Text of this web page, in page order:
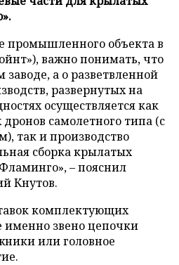
промышленного объекта в
важно понимать, что
а о разветвленной
развернутых на
осуществляется как
самолетного типа (с
так и производство
сборка крылатых
– пояснил
Кнутов.
комплектующих
именно звено цепочки
или головное